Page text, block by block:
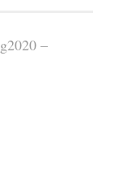
–